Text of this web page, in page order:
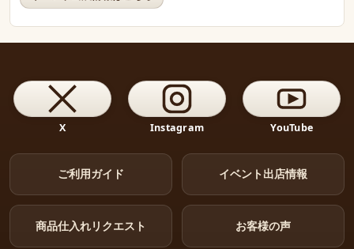
X Instagram YouTube
ご利用ガイド イベント出店情報
商品仕入れリクエスト お客様の声